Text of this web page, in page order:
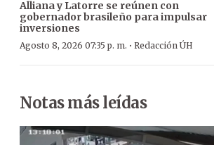
Alliana y Latorre se reúnen con
gobernador brasileño para impulsar
inversiones
Agosto 8, 2026 07:35 p. m. · Redacción ÚH
Notas más leídas